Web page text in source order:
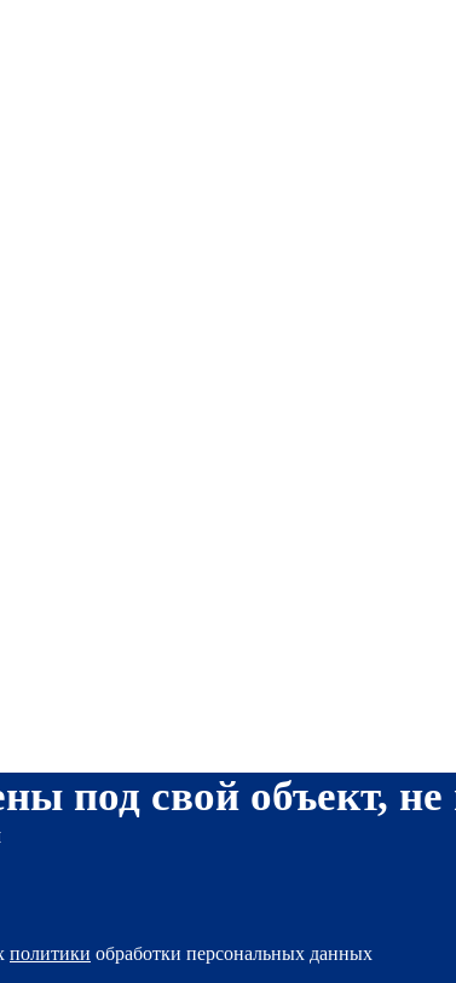
под свой объект,
политики обработки персональных данных